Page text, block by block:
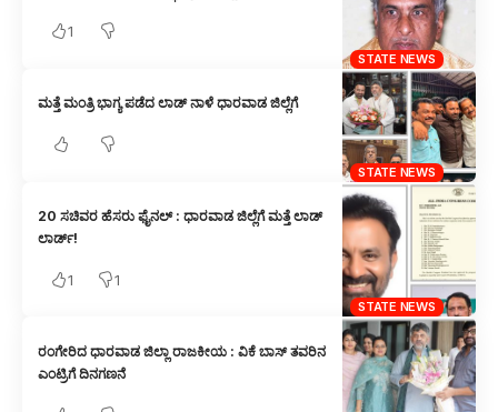
STATE NEWS
1
STATE NEWS
ಮತ್ತೆ ಮಂತ್ರಿ ಭಾಗ್ಯ ಪಡೆದ ಲಾಡ್‌ ನಾಳೆ ಧಾರವಾಡ ಜಿಲ್ಲೆಗೆ
STATE NEWS
20 ಸಚಿವರ ಹೆಸರು ಫೈನಲ್ : ಧಾರವಾಡ ಜಿಲ್ಲೆಗೆ ಮತ್ತೆ ಲಾಡ್
ಲಾರ್ಡ್!
1 1
ರಂಗೇರಿದ ಧಾರವಾಡ ಜಿಲ್ಲಾ ರಾಜಕೀಯ : ವಿಕೆ ಬಾಸ್ ತವರಿನ
ಎಂಟ್ರಿಗೆ ದಿನಗಣನೆ